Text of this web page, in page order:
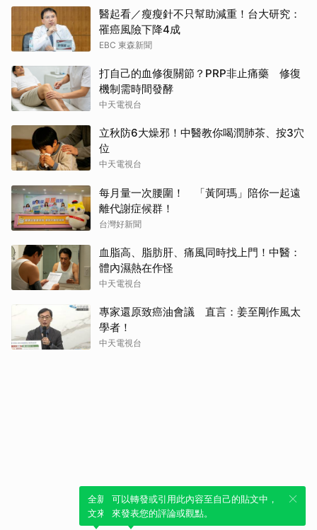
醫起看／瘦瘦針不只幫助減重！台大研究：
罹癌風險下降4成
EBC 東森新聞
打自己的血修復關節？PRP非止痛藥 修復
機制需時間發酵
中天電視台
立秋防6大燥邪！中醫教你喝潤肺茶、按3穴
位
中天電視台
每月量一次腰圍！ 「黃阿瑪」陪你一起遠
離代謝症候群！
台灣好新聞
血脂高、脂肪肝、痛風同時找上門！中醫：
體內濕熱在作怪
中天電視台
專家還原致癌油會議 直言：姜至剛作風太
學者！
中天電視台
全新體驗！一鍵引用此內容，透過發布貼
文來輕鬆表達個人立場。
可以轉發或引用此內容至自己的貼文中，
來發表您的評論或觀點。